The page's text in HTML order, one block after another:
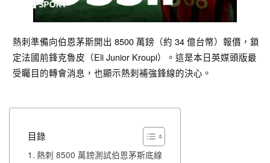
熱刺準備向伯恩茅斯開出 8500 萬鎊（約 34 億台幣）報價，鎖
定法國前鋒克魯皮（Eli Junior Kroupi）。這是本日英媒頭版最
受矚目的轉會消息，也顯示熱刺補強鋒線的決心。
目錄
熱刺 8500 萬鎊測試伯恩茅斯底線